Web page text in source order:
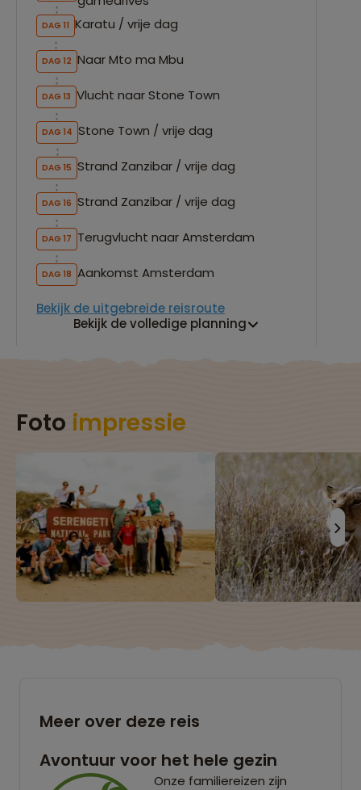
DAG 11 Karatu / vrije dag
DAG 12 Naar Mto ma Mbu
DAG 13 Vlucht naar Stone Town
DAG 14 Stone Town / vrije dag
DAG 15 Strand Zanzibar / vrije dag
DAG 16 Strand Zanzibar / vrije dag
DAG 17 Terugvlucht naar Amsterdam
DAG 18 Aankomst Amsterdam
Bekijk de uitgebreide reisroute
Bekijk de volledige planning
Foto impressie
Meer over deze reis
Avontuur voor het hele gezin
Onze familiereizen zijn